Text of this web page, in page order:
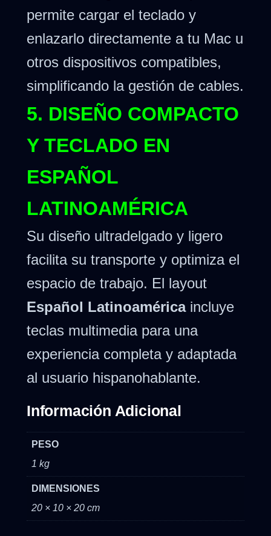
permite cargar el teclado y
enlazarlo directamente a tu Mac u
otros dispositivos compatibles,
simplificando la gestión de cables.
5. DISEÑO COMPACTO
Y TECLADO EN
ESPAÑOL
LATINOAMÉRICA
Su diseño ultradelgado y ligero
facilita su transporte y optimiza el
espacio de trabajo. El layout
Español Latinoaméricaincluye
teclas multimedia para una
experiencia completa y adaptada
al usuario hispanohablante.
Información Adicional
PESO
1 kg
DIMENSIONES
20 × 10 × 20 cm